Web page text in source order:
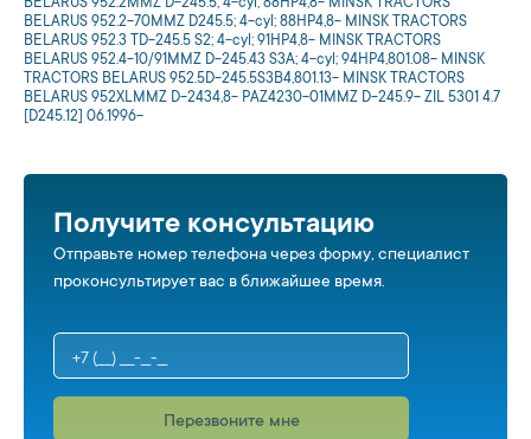
BELARUS 952.2MMZ D-245.5; 4-cyl; 88HP4,8- MINSK TRACTORS
BELARUS 952.2-70MMZ D245.5; 4-cyl; 88HP4,8- MINSK TRACTORS
BELARUS 952.3 TD-245.5 S2; 4-cyl; 91HP4,8- MINSK TRACTORS
BELARUS 952.4-10/91MMZ D-245.43 S3A; 4-cyl; 94HP4,801.08- MINSK
TRACTORS BELARUS 952.5D-245.5S3B4,801.13- MINSK TRACTORS
BELARUS 952XLMMZ D-2434,8- PAZ4230-01MMZ D-245.9- ZIL 5301 4.7
[D245.12] 06.1996-
Получите консультацию
Отправьте номер телефона через форму, специалист
проконсультирует вас в ближайшее время.
Перезвоните мне